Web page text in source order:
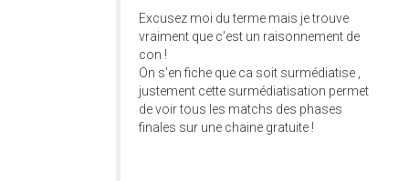
Excusez moi du terme mais je trouve
vraiment que c'est un raisonnement de
con !
On s'en fiche que ca soit surmédiatise ,
justement cette surmédiatisation permet
de voir tous les matchs des phases
finales sur une chaine gratuite !